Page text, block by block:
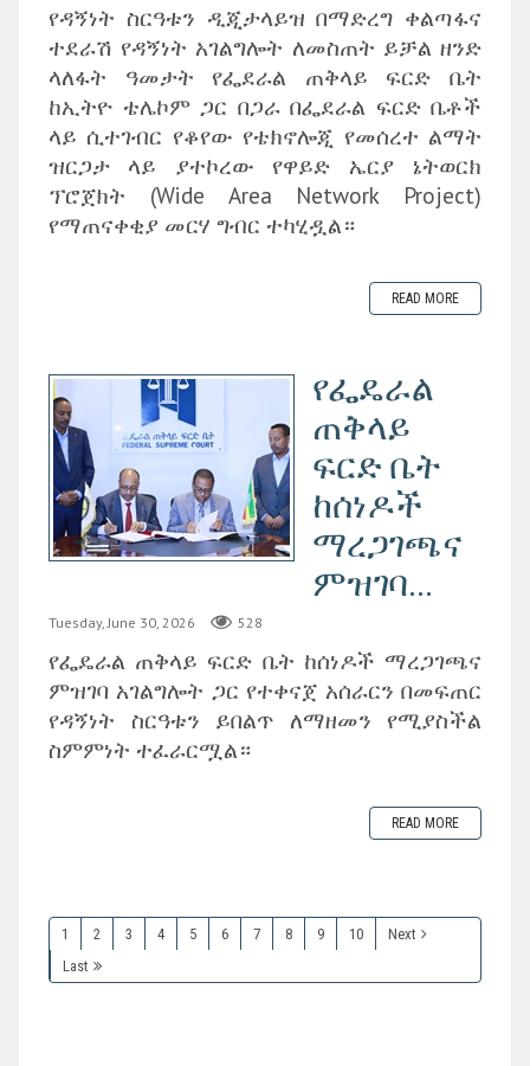
የዳኝነት ስርዓቱን ዲጂታላይዝ በማድረግ ቀልጣፋና
ተደራሽ የዳኝነት አገልግሎት ለመስጠት ይቻል ዘንድ
ላለፋት ዓመታት የፌደራል ጠቅላይ ፍርድ ቤት
ከኢትዮ ቴሌኮም ጋር በጋራ በፌደራል ፍርድ ቤቶች
ላይ ሲተገብር የቆየው የቴክኖሎጂ የመሰረተ ልማት
ዝርጋታ ላይ ያተኮረው የዋይድ ኤርያ ኔትወርክ
ፕሮጀክት (Wide Area Network Project)
የማጠናቀቂያ መርሃ ግብር ተካሂዷል።
READ MORE
የፌዴራል
ጠቅላይ
ፍርድ ቤት
ከሰነዶች
ማረጋገጫና
ምዝገባ...
Tuesday, June 30, 2026 528
‎የፌዴራል ጠቅላይ ፍርድ ቤት ከሰነዶች ማረጋገጫና
ምዝገባ አገልግሎት ጋር የተቀናጀ አሰራርን በመፍጠር
የዳኝነት ስርዓቱን ይበልጥ ለማዘመን የሚያስችል
ስምምነት ተፈራርሟል።
READ MORE
1 2 3 4 5 6 7 8 9 10
Next
Last